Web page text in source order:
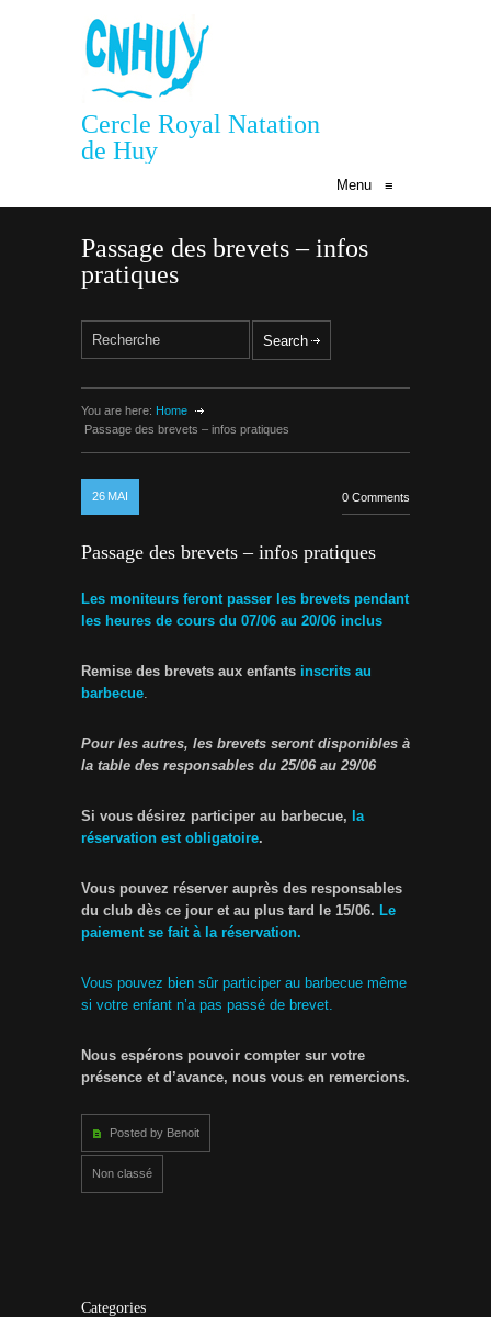
Cercle Royal Natation
de Huy
Menu ≡
Passage des brevets – infos
pratiques
You are here: Home
Passage des brevets – infos pratiques
26 MAI 0 Comments
Passage des brevets – infos pratiques
Les moniteurs feront passer les brevets pendant
les heures de cours du 07/06 au 20/06 inclus
Remise des brevets aux enfants inscrits au
barbecue.
Pour les autres, les brevets seront disponibles à
la table des responsables du 25/06 au 29/06
Si vous désirez participer au barbecue, la
réservation est obligatoire.
Vous pouvez réserver auprès des responsables
du club dès ce jour et au plus tard le 15/06. Le
paiement se fait à la réservation.
Vous pouvez bien sûr participer au barbecue même
si votre enfant n’a pas passé de brevet.
Nous espérons pouvoir compter sur votre
présence et d’avance, nous vous en remercions.
Posted by Benoit
Non classé
Categories